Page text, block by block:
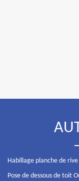
Habillage planche de
Pose de dessous de toit